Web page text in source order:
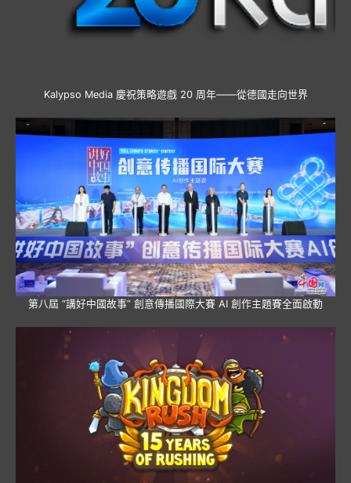
Kalypso Media 慶祝策略遊戲 20 周年——從德國走向世界
第八屆 “講好中國故事” 創意傳播國際大賽 AI 創作主題賽全面啟動